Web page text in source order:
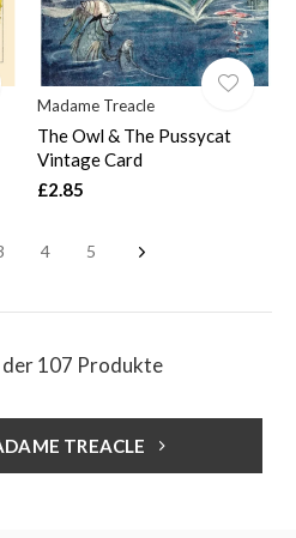
Madame Treacle
The Owl & The Pussycat
Vintage Card
£2.85
4 5
der 107 Produkte
TREACLE